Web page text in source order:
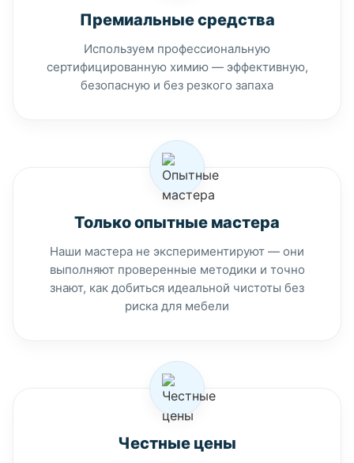
Премиальные средства
Используем профессиональную
сертифицированную химию — эффективную,
безопасную и без резкого запаха
Только опытные мастера
Наши мастера не экспериментируют — они
выполняют проверенные методики и точно
знают, как добиться идеальной чистоты без
риска для мебели
Честные цены